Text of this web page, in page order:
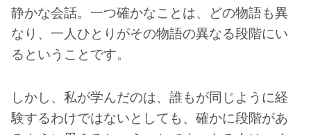
静かな会話。一つ確かなことは、どの物語も異
なり、一人ひとりがその物語の異なる段階にい
るということです。
しかし、私が学んだのは、誰もが同じように経
験するわけではないとしても、確かに段階があ